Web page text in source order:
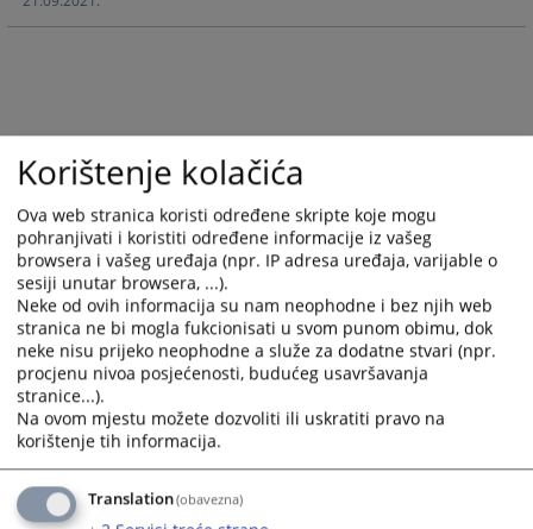
interact
with
select
a
date.
Press
the
question
mark
key
to
get
the
keyboard
shortcuts
for
changing
with
select
a
date.
Press
the
question
mark
key
to
get
keyboard
shortcuts
for
changing
Korištenje kolačića
Ova web stranica koristi određene skripte koje mogu
pohranjivati i koristiti određene informacije iz vašeg
browsera i vašeg uređaja (npr. IP adresa uređaja, varijable o
sesiji unutar browsera, ...).
Neke od ovih informacija su nam neophodne i bez njih web
stranica ne bi mogla fukcionisati u svom punom obimu, dok
neke nisu prijeko neophodne a služe za dodatne stvari (npr.
procjenu nivoa posjećenosti, budućeg usavršavanja
stranice...).
Na ovom mjestu možete dozvoliti ili uskratiti pravo na
korištenje tih informacija.
Translation(obavezna)